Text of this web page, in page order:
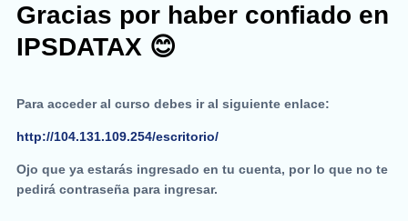
Gracias por haber confiado en
IPSDATAX 😊
Para acceder al curso debes ir al siguiente enlace:
http://104.131.109.254/escritorio/
Ojo que ya estarás ingresado en tu cuenta, por lo que no te
pedirá contraseña para ingresar.